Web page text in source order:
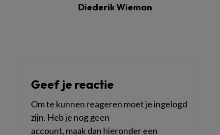
Diederik Wieman
Geef je reactie
Om te kunnen reageren moet je ingelogd
zijn. Heb je nog geen
account, maak dan hieronder een